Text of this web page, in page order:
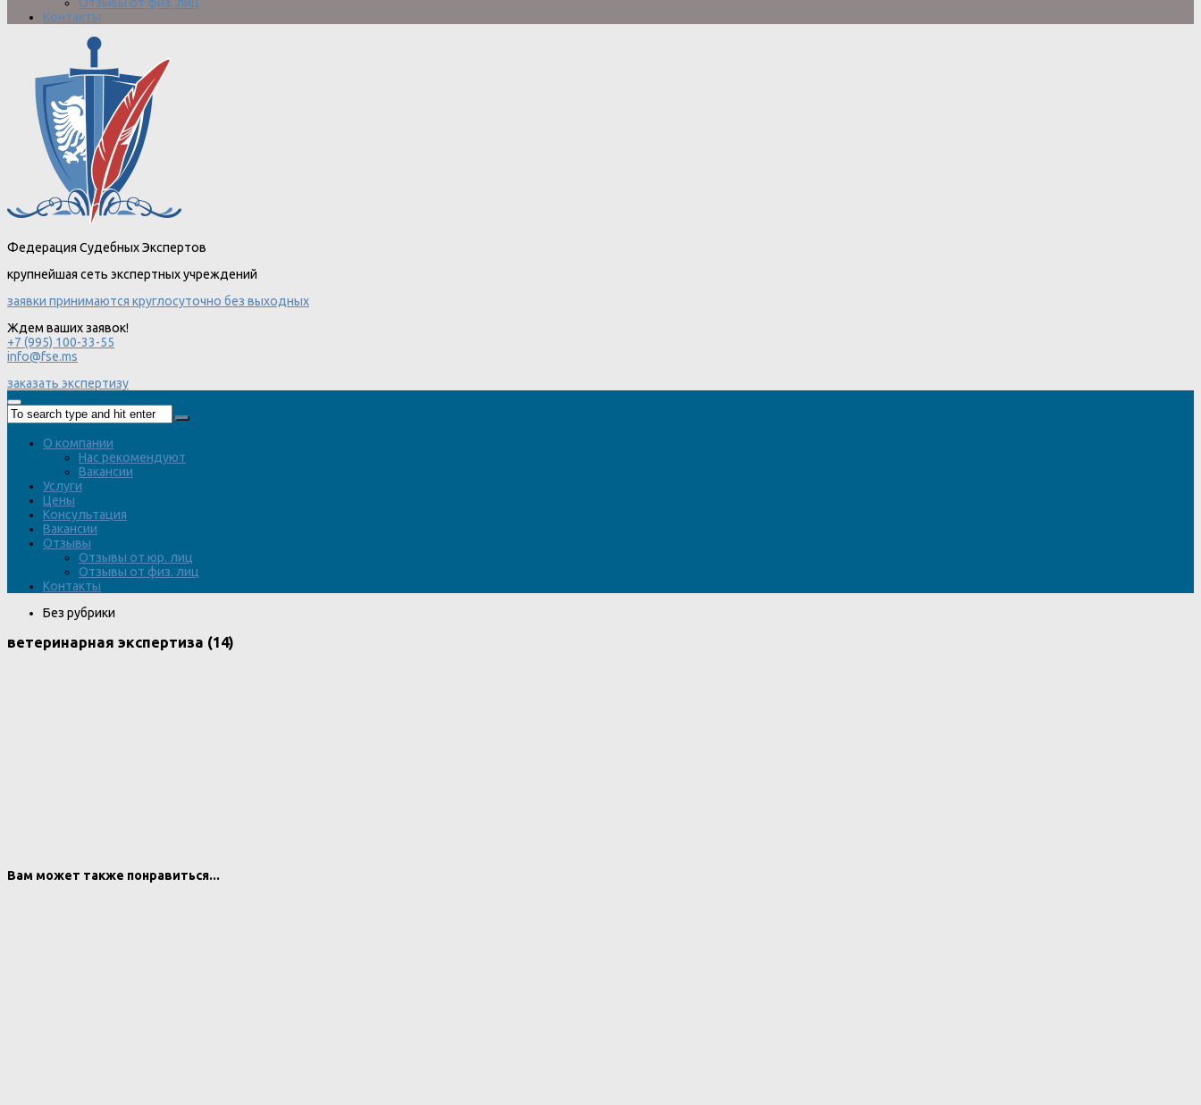
Отзывы от физ. лиц
Контакты
Федерация Судебных Экспертов
крупнейшая сеть экспертных учреждений
заявки принимаются круглосуточно без выходных
Ждем ваших заявок!
+7 (995) 100-33-55
info@fse.ms
заказать экспертизу
О компании
Нас рекомендуют
Вакансии
Услуги
Цены
Консультация
Вакансии
Отзывы
Отзывы от юр. лиц
Отзывы от физ. лиц
Контакты
Без рубрики
ветеринарная экспертиза (14)
Вам может также понравиться...